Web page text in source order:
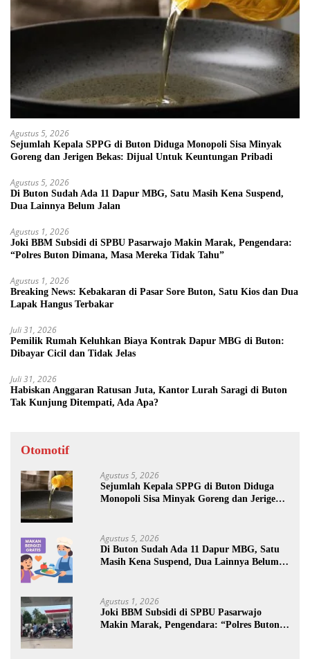
Agustus 5, 2026
Sejumlah Kepala SPPG di Buton Diduga Monopoli Sisa Minyak
Goreng dan Jerigen Bekas: Dijual Untuk Keuntungan Pribadi
Agustus 5, 2026
Di Buton Sudah Ada 11 Dapur MBG, Satu Masih Kena Suspend,
Dua Lainnya Belum Jalan
Agustus 1, 2026
Joki BBM Subsidi di SPBU Pasarwajo Makin Marak, Pengendara:
“Polres Buton Dimana, Masa Mereka Tidak Tahu”
Agustus 1, 2026
Breaking News: Kebakaran di Pasar Sore Buton, Satu Kios dan Dua
Lapak Hangus Terbakar
Juli 31, 2026
Pemilik Rumah Keluhkan Biaya Kontrak Dapur MBG di Buton:
Dibayar Cicil dan Tidak Jelas
Juli 31, 2026
Habiskan Anggaran Ratusan Juta, Kantor Lurah Saragi di Buton
Tak Kunjung Ditempati, Ada Apa?
Otomotif
Agustus 5, 2026
Sejumlah Kepala SPPG di Buton Diduga
Monopoli Sisa Minyak Goreng dan Jerigen
Agustus 5, 2026
Di Buton Sudah Ada 11 Dapur MBG, Satu
Masih Kena Suspend, Dua Lainnya Belum
Agustus 1, 2026
Joki BBM Subsidi di SPBU Pasarwajo
Makin Marak, Pengendara: “Polres Buton